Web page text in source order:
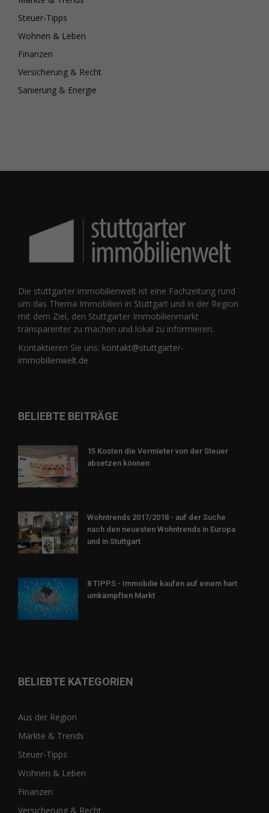
Steuer-Tipps
Wohnen & Leben
Finanzen
Versicherung & Recht
Sanierung & Energie
Die stuttgarter immobilienwelt ist eine Fachzeitung rund
um das Thema Immobilien in Stuttgart und in der Region
mit dem Ziel, den Stuttgarter Immobilienmarkt
transparenter zu machen und lokal zu informieren.
Kontaktieren Sie uns: kontakt@stuttgarter-
immobilienwelt.de
BELIEBTE BEITRÄGE
15 Kosten die Vermieter von der Steuer
absetzen können
Wohntrends 2017/2018 - auf der Suche
nach den neuesten Wohntrends in Europa
und in Stuttgart
8 TIPPS - Immobilie kaufen auf einem hart
umkämpften Markt
BELIEBTE KATEGORIEN
Aus der Region
Märkte & Trends
Steuer-Tipps
Wohnen & Leben
Finanzen
Versicherung & Recht